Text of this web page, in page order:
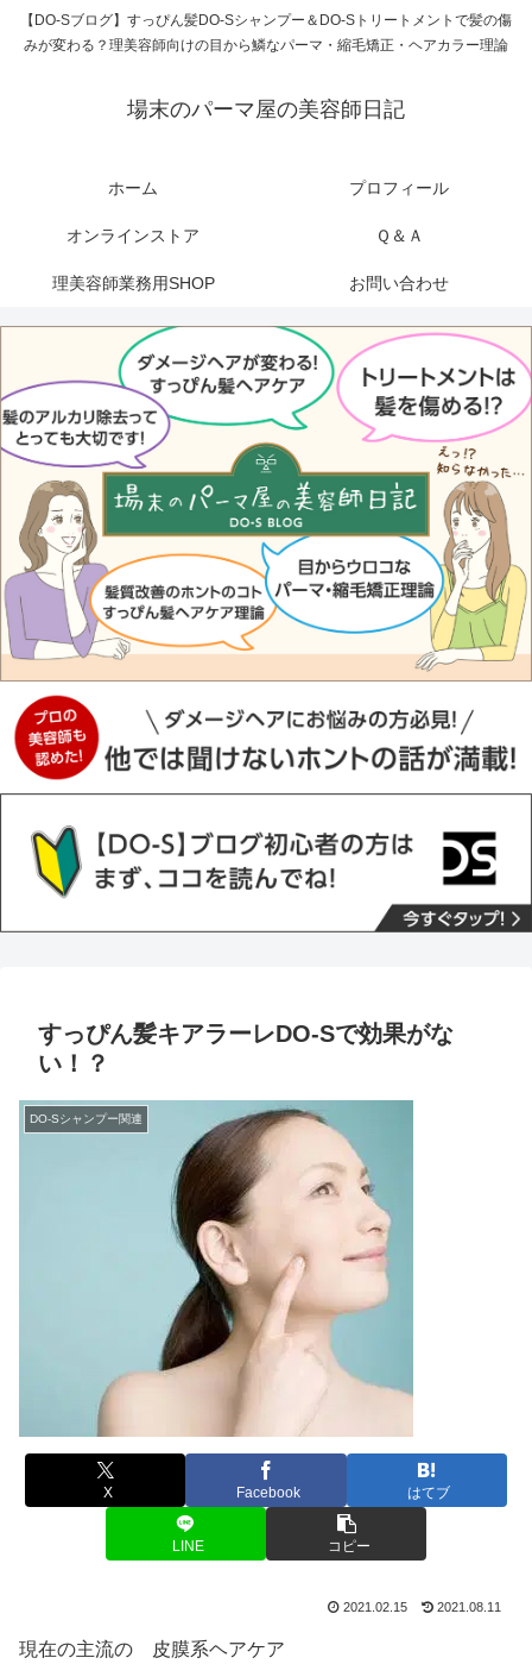
【DO-Sブログ】すっぴん髪DO-Sシャンプー＆DO-Sトリートメントで髪の傷
みが変わる？理美容師向けの目から鱗なパーマ・縮毛矯正・ヘアカラー理論
場末のパーマ屋の美容師日記
ホーム プロフィール
オンラインストア Ｑ＆Ａ
理美容師業務用SHOP お問い合わせ
すっぴん髪キアラーレDO-Sで効果がな
い！？
DO-Sシャンプー関連
X Facebook はてブ
LINE コピー
2021.02.15 2021.08.11
現在の主流の 皮膜系ヘアケア